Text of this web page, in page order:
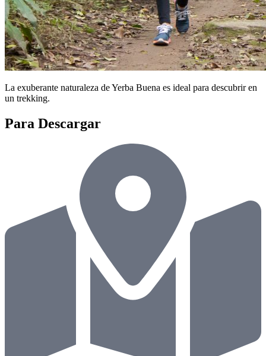
La exuberante naturaleza de Yerba Buena es ideal para descubrir en
un trekking.
Para Descargar